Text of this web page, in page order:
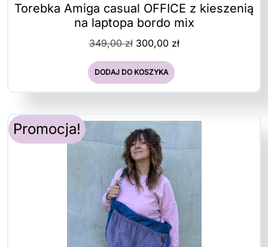
Torebka Amiga casual OFFICE z kieszenią
na laptopa bordo mix
349,00zł Pierwotna
wynosiła:
349,00 zł.
300,00 złAktualna
DODAJ DO KOSZYKA
Promocja!